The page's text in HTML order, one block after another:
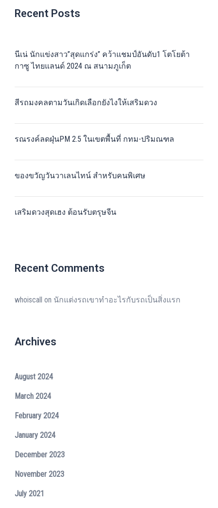
Recent Posts
นีเน่ นักแข่งสาว”สุดแกร่ง” คว้าแชมป์อันดับ1 โตโยต้า
กาซู ไทยแลนด์ 2024 ณ สนามภูเก็ต
สีรถมงคลตามวันเกิดเลือกยังไงให้เสริมดวง
รณรงค์ลดฝุ่นPM 2.5 ในเขตพื้นที่ กทม-ปริมณฑล
ของขวัญวันวาเลนไทน์ สำหรับคนพิเศษ
เสริมดวงสุดเฮง ต้อนรับตรุษจีน
Recent Comments
whoiscall on นักแต่งรถเขาทำอะไรกับรถเป็นสิ่งแรก
Archives
August 2024
March 2024
February 2024
January 2024
December 2023
November 2023
July 2021